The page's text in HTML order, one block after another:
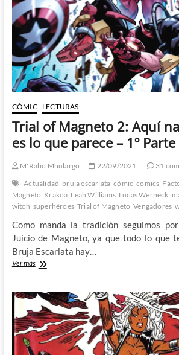
es
lo
que
parece
–
2º
Parte
CÓMIC LECTURAS
Trial of Magneto 2: Aquí
es lo que parece – 1º Parte
M'Rabo Mhulargo 22/09/2021
31
Actualidad bruja escarlata cómic comics
Magneto Krakoa Leah Williams Lucas Werneck
witch superhéroes Trial of Magneto Vengadores
Como manda la tradición seguimos
Juicio de Magneto, ya que todo lo que
Bruja Escarlata hay…
Ver másTrial
2:
Aquí
nada
ni
nadie
es